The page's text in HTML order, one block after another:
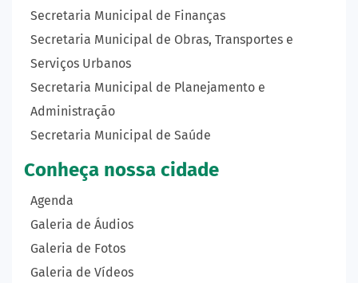
Secretaria Municipal de Finanças
Secretaria Municipal de Obras, Transportes e
Serviços Urbanos
Secretaria Municipal de Planejamento e
Administração
Secretaria Municipal de Saúde
Conheça nossa cidade
Agenda
Galeria de Áudios
Galeria de Fotos
Galeria de Vídeos